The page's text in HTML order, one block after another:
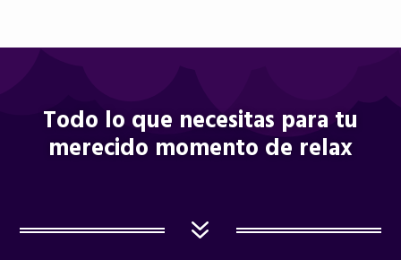
Todo lo que necesitas para tu
merecido momento de relax
7